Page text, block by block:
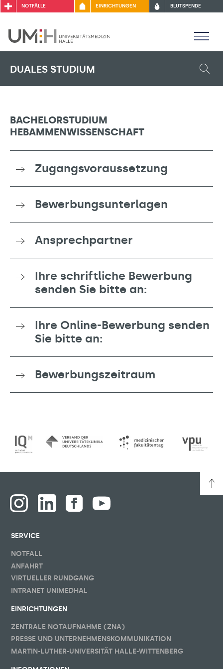
NOTFÄLLE EINRICHTUNGEN BLUTSPENDE
DUALES STUDIUM
BACHELORSTUDIUM
HEBAMMENWISSENSCHAFT
Zugangsvoraussetzung
Bewerbungsunterlagen
Ansprechpartner
Ihre schriftliche Bewerbung
senden Sie bitte an:
Ihre Online-Bewerbung senden
Sie bitte an:
Bewerbungszeitraum
SERVICE
NOTFALL
ANFAHRT
VIRTUELLER RUNDGANG
INTRANET UNIMEDHAL
EINRICHTUNGEN
ZENTRALE NOTAUFNAHME (ZNA)
PRESSE UND UNTERNEHMENSKOMMUNIKATION
MARTIN-LUTHER-UNIVERSITÄT HALLE-WITTENBERG